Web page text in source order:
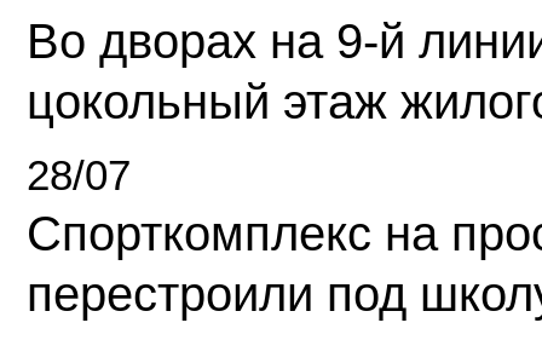
Во дворах на 9-й
цокольный этаж
28/07
Спорткомплекс на
перестроили под